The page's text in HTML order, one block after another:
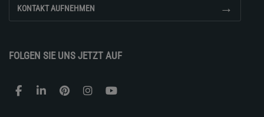
KONTAKT AUFNEHMEN →
FOLGEN SIE UNS JETZT AUF